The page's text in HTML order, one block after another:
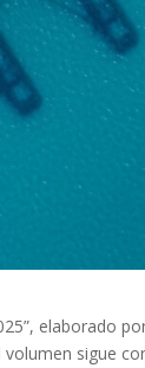
elaborado
sigue